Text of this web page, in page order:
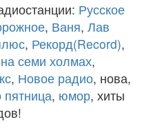
Русское
, Ваня, Лав
, Рекорд(Record),
семи холмах,
, Новое радио, нова,
пятница, юмор, хиты